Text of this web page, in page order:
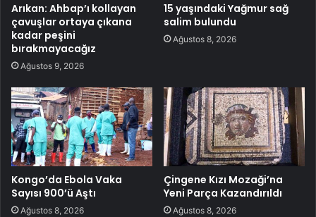
Arıkan: Ahbap’ı kollayan
çavuşlar ortaya çıkana
kadar peşini
bırakmayacağız
Ağustos 9, 2026
15 yaşındaki Yağmur sağ
salim bulundu
Ağustos 8, 2026
Kongo’da Ebola Vaka
Sayısı 900’ü Aştı
Ağustos 8, 2026
Çingene Kızı Mozaği’na
Yeni Parça Kazandırıldı
Ağustos 8, 2026